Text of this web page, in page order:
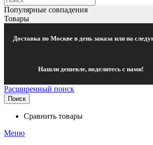
Популярные совпадения
Товары
Доставка по Москве в день заказа или на
Нашли дешевле, поделитесь с нами!
Расширенный поиск
Поиск
Сравнить товары
Меню